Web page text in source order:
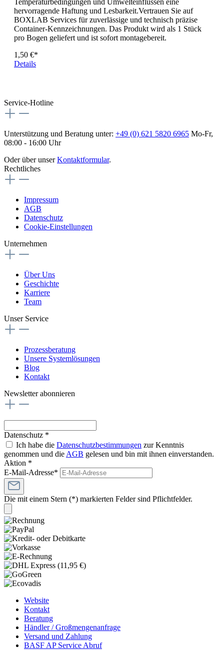
Temperaturbedingungen und Umwelteinflüssen eine
hervorragende Haftung und Lesbarkeit.Vertrauen Sie auf
BOXLAB Services für zuverlässige und technisch präzise
Container-Kennzeichnungen. Das Produkt wird als 1 Stück
pro Bogen geliefert und ist sofort montagebereit.
1,50 €*
Details
Service-Hotline
Unterstützung und Beratung unter: +49 (0) 621 5820 6965 Mo-Fr,
08:00 - 16:00 Uhr
Oder über unserKontaktformular.
Rechtliches
Impressum
AGB
Datenschutz
Cookie-Einstellungen
Unternehmen
Über Uns
Geschichte
Karriere
Team
Unser Service
Prozessberatung
Unsere Systemlösungen
Blog
Kontakt
Newsletter abonnieren
Datenschutz *
Ich habe die Datenschutzbestimmungen zur Kenntnis
genommen und die AGB gelesen und bin mit ihnen einverstanden.
Aktion *
E-Mail-Adresse*
Die mit einem Stern (*) markierten Felder sind Pflichtfelder.
Website
Kontakt
Beratung
Händler / Großmengenanfrage
Versand und Zahlung
BASF AP Service Abruf